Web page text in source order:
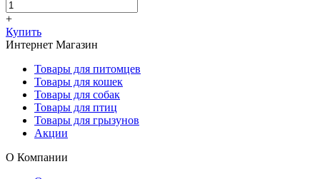
+
Купить
Интернет Магазин
Товары для питомцев
Товары для кошек
Товары для собак
Товары для птиц
Товары для грызунов
Акции
О Компании